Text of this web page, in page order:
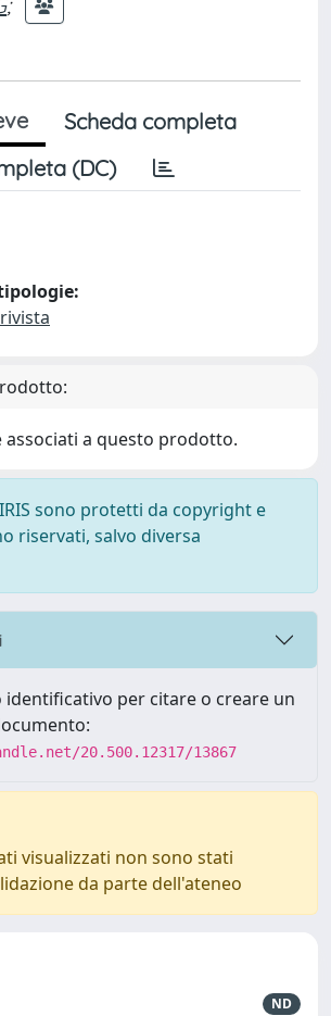
Scheda completa
(DC)
associati a questo prodotto.
sono protetti da copyright e
riservati, salvo diversa
identificativo per citare o creare un
20.500.12317/13867
visualizzati non sono stati
da parte dell'ateneo
ND